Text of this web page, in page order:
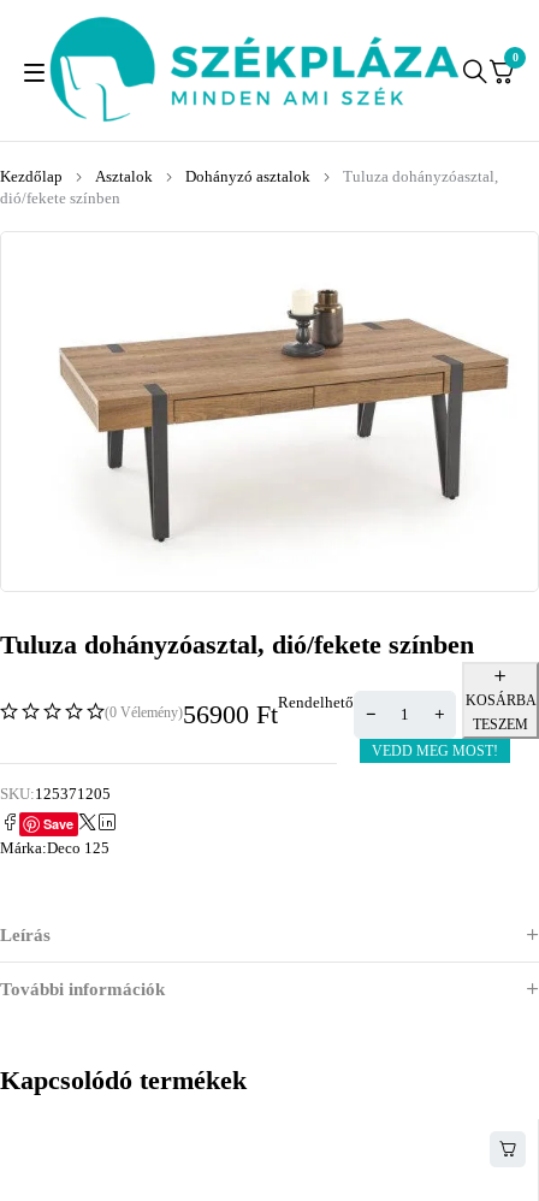
0
Kezdőlap Asztalok Dohányzó asztalok
Tuluza dohányzóasztal,
dió/fekete színben
Tuluza dohányzóasztal, dió/fekete színben
(0 Vélemény)56900 FtRendelhető
KOSÁRBA
TESZEM
VEDD MEG MOST!
SKU:125371205
Save
Márka:Deco 125
Leírás
További információk
Kapcsolódó termékek